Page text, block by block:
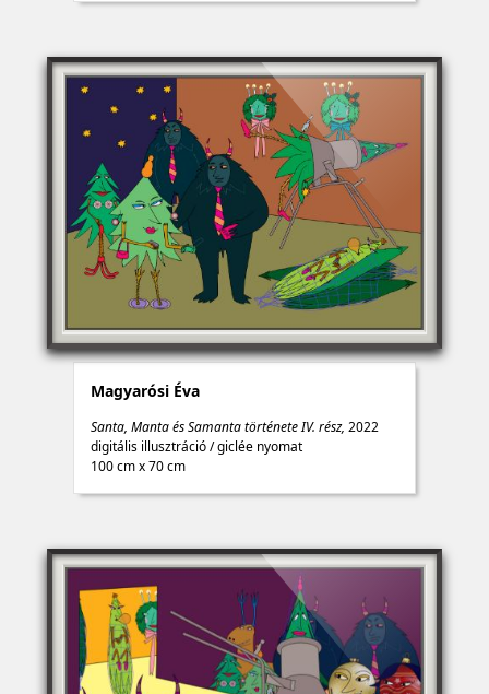
Magyarósi Éva
Santa, Manta és Samanta története IV. rész,2022
digitális illusztráció/giclée nyomat
100 cm x 70 cm